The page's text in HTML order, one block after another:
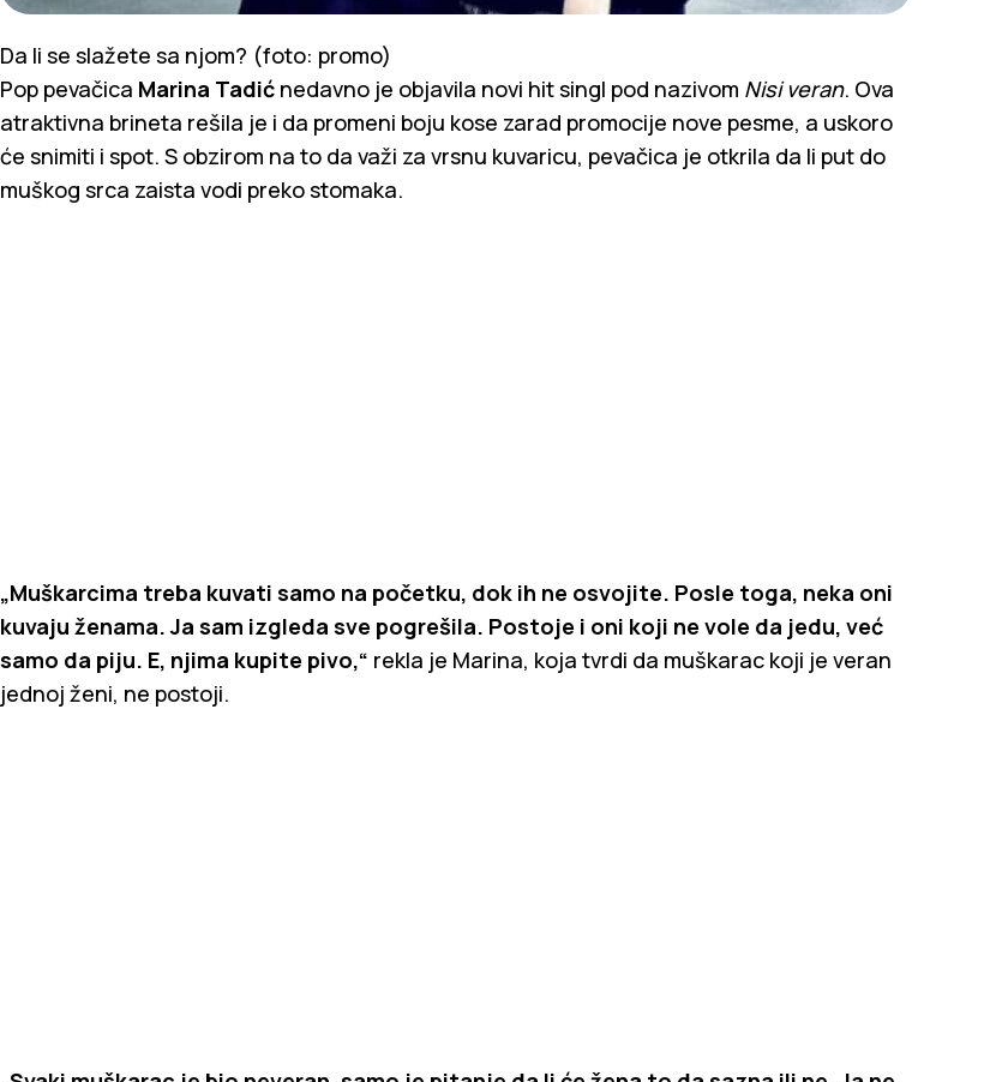
Da li se slažete sa njom? (foto: promo)
Pop pevačica Marina Tadić nedavno je objavila novi hit singl pod nazivom Nisi veran. Ova
atraktivna brineta rešila je i da promeni boju kose zarad promocije nove pesme, a uskoro
će snimiti i spot. S obzirom na to da važi za vrsnu kuvaricu, pevačica je otkrila da li put do
muškog srca zaista vodi preko stomaka.
„Muškarcima treba kuvati samo na početku, dok ih ne osvojite. Posle toga, neka oni
kuvaju ženama. Ja sam izgleda sve pogrešila. Postoje i oni koji ne vole da jedu, već
samo da piju. E, njima kupite pivo,“ rekla je Marina, koja tvrdi da muškarac koji je veran
jednoj ženi, ne postoji.